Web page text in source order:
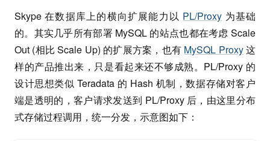
Skype 在数据库上的横向扩展能力以 PL/Proxy 为基础
的。其实几乎所有部署 MySQL 的站点也都在考虑 Scale
Out (相比 Scale Up) 的扩展方案，也有 MySQL Proxy这
样的产品推出来，只是看起来还不够成熟。PL/Proxy 的
设计思想类似 Teradata 的 Hash 机制，数据存储对客户
端是透明的，客户请求发送到 PL/Proxy 后，由这里分布
式存储过程调用，统一分发，示意图如下：